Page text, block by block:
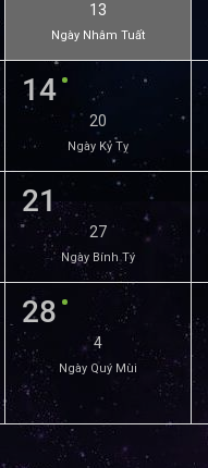
13
Ngày Nhâm Tuất
14
20
Ngày Kỷ Tỵ
21
27
Ngày Bính Tý
28
4
Ngày Quý Mùi